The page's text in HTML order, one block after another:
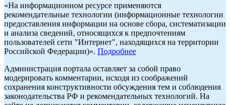
«На информационном ресурсе применяются
рекомендательные технологии (информационные технологии
предоставления информации на основе сбора, систематизации
и анализа сведений, относящихся к предпочтениям
пользователей сети "Интернет", находящихся на территории
Российской Федерации)». Подробнее
Администрация портала оставляет за собой право
модерировать комментарии, исходя из соображений
сохранения конструктивности обсуждения тем и соблюдения
законодательства РФ и рекомендательных технологий. На